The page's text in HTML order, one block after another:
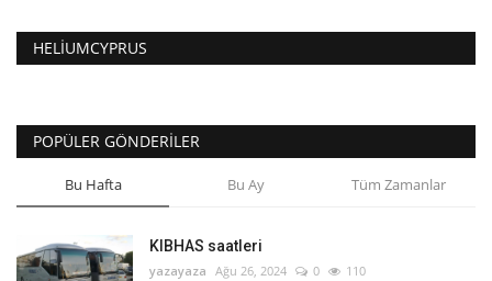
HELIUMCYPRUS
POPÜLER GÖNDERILER
Bu Hafta Bu Ay Tüm Zamanlar
KIBHAS saatleri
yazayaza Ağu 26, 2024 0 110